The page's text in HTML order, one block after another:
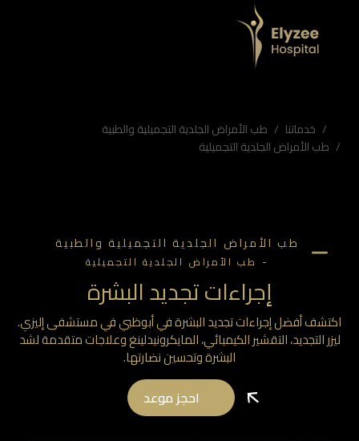
خدماتنا
طب الأمراض الجلدية التجميلية والطبية
طب الأمراض الجلدية التجميلية
طب الأمراض الجلدية التجميلية والطبية
طب الأمراض الجلدية التجميلية
إجراءات تجديد البشرة
أفضل إجراءات تجديد البشرة في أبوظبي في مستشفى إليزي.
التجديد، التقشير الكيميائي، المايكرونيدلينغ وعلاجات متقدمة لشد
البشرة وتحسين نضارتها.
احجز موعد